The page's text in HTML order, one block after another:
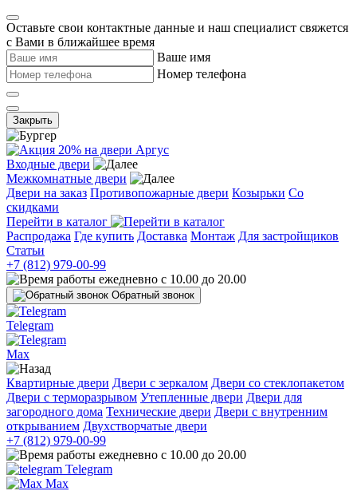
Оставьте свои контактные данные и наш специалист свяжется
с Вами в ближайшее время
Ваше имя
Номер телефона
Закрыть
Входные двери
Межкомнатные двери
Двери на заказ Противопожарные двери Козырьки Со
скидками
Перейти в каталог
Распродажа Где купить Доставка Монтаж Для застройщиков
Статьи
+7 (812) 979-00-99
ежедневно с 10.00 до 20.00
Обратный звонок
Telegram
Max
Квартирные двери Двери с зеркалом Двери со стеклопакетом
Двери с терморазрывом Утепленные двери Двери для
загородного дома Технические двери Двери с внутренним
открыванием Двухстворчатые двери
+7 (812) 979-00-99
ежедневно с 10.00 до 20.00
Telegram
Max